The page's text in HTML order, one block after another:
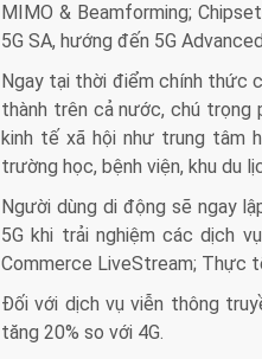
MIMO & Beamforming;
5G SA, hướng đến 5G
Ngay tại thời điểm chính thức
thành trên cả nước, chú trọng
kinh tế xã hội như trung tâm
trường học, bệnh viện, khu du
Người dùng di động sẽ ngay
5G khi trải nghiệm các dịch
Commerce LiveStream; Thực
Đối với dịch vụ viễn thông
tăng 20% so với 4G.